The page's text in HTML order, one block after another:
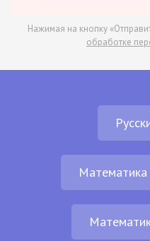
Нажимая на кнопку
обработке